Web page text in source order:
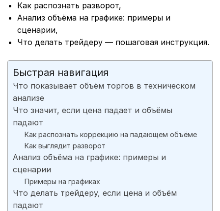
Как распознать разворот,
Анализ объёма на графике: примеры и
сценарии,
Что делать трейдеру — пошаговая инструкция.
Быстрая навигация
Что показывает объём торгов в техническом
анализе
Что значит, если цена падает и объёмы
падают
Как распознать коррекцию на падающем объёме
Как выглядит разворот
Анализ объёма на графике: примеры и
сценарии
Примеры на графиках
Что делать трейдеру, если цена и объём
падают